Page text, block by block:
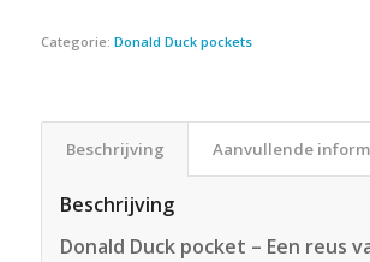
Categorie: Donald Duck pockets
Beschrijving Aanvullende
Beschrijving
Donald Duck pocket – Een reus